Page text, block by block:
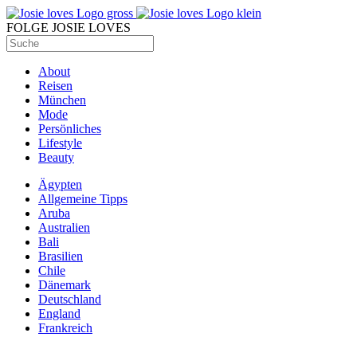
FOLGE JOSIE LOVES
About
Reisen
München
Mode
Persönliches
Lifestyle
Beauty
Ägypten
Allgemeine Tipps
Aruba
Australien
Bali
Brasilien
Chile
Dänemark
Deutschland
England
Frankreich